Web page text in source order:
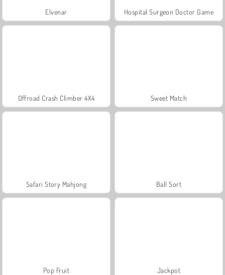
Elvenar Hospital Surgeon Doctor Game
Offroad Crash Climber 4X4 Sweet Match
Safari Story Mahjong Ball Sort
Pop Fruit Jackpot